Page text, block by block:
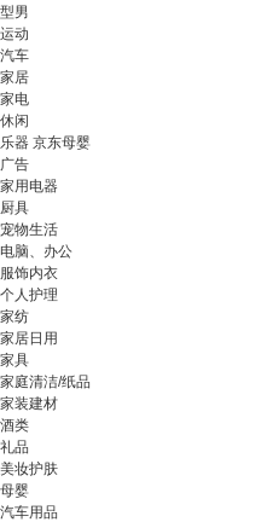
型男
运动
汽车
家居
家电
休闲
乐器 京东母婴
广告
家用电器
厨具
宠物生活
电脑、办公
服饰内衣
个人护理
家纺
家居日用
家具
家庭清洁/纸品
家装建材
酒类
礼品
美妆护肤
母婴
汽车用品